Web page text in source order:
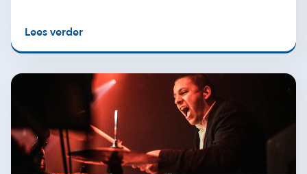
Lees verder